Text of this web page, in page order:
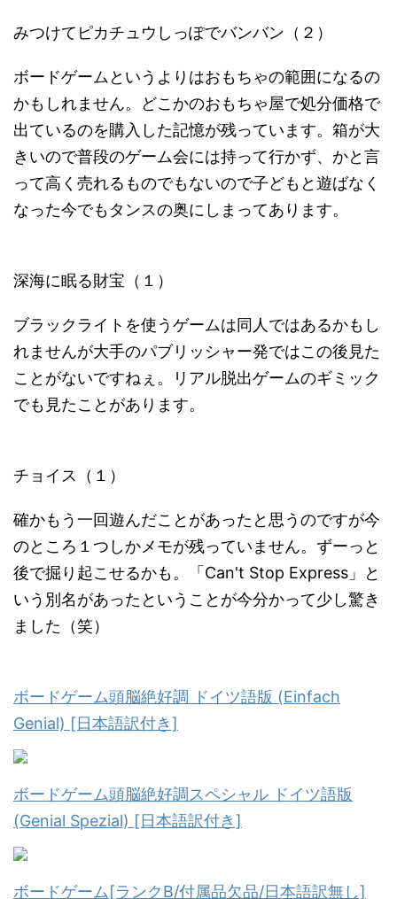
みつけてピカチュウしっぽでバンバン（２）
ボードゲームというよりはおもちゃの範囲になるの
かもしれません。どこかのおもちゃ屋で処分価格で
出ているのを購入した記憶が残っています。箱が大
きいので普段のゲーム会には持って行かず、かと言
って高く売れるものでもないので子どもと遊ばなく
なった今でもタンスの奥にしまってあります。
深海に眠る財宝（１）
ブラックライトを使うゲームは同人ではあるかもし
れませんが大手のパブリッシャー発ではこの後見た
ことがないですねぇ。リアル脱出ゲームのギミック
でも見たことがあります。
チョイス（１）
確かもう一回遊んだことがあったと思うのですが今
のところ１つしかメモが残っていません。ずーっと
後で掘り起こせるかも。「Can't Stop Express」と
いう別名があったということが今分かって少し驚き
ました（笑）
ボードゲーム頭脳絶好調 ドイツ語版 (Einfach
Genial) [日本語訳付き]
ボードゲーム頭脳絶好調スペシャル ドイツ語版
(Genial Spezial) [日本語訳付き]
ボードゲーム[ランクB/付属品欠品/日本語訳無し]